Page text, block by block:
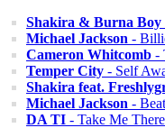
Shakira & Burna Boy
Michael Jackson -
Cameron Whitcomb -
Temper City - Self
Shakira feat.
Michael Jackson -
DA TI - Take Me There